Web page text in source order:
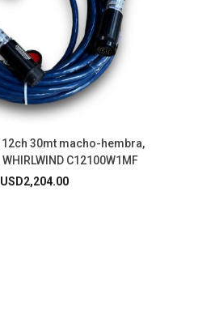
30mt macho-hembra,
C12100W1MF
USD2,204.00